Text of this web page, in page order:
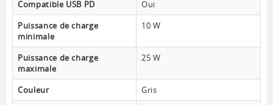
Compatible USB PD
Oui
Puissance de charge
minimale
10 W
Puissance de charge
maximale
25 W
Couleur
Gris